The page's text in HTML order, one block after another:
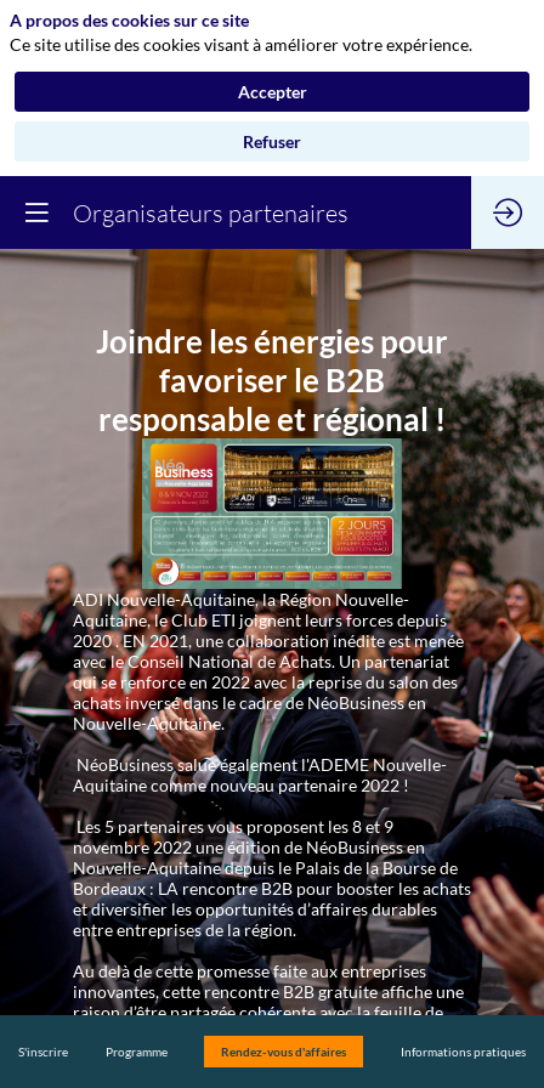
Organisateurs partenaires
Joindre les énergies pour
favoriser le B2B
responsable et régional !
ADI Nouvelle-Aquitaine, la Région Nouvelle-
Aquitaine, le Club ETI joignent leurs forces depuis
2020 . EN 2021, une collaboration inédite est menée
avec le Conseil National de Achats. Un partenariat
qui se renforce en 2022 avec la reprise du salon des
achats inversé dans le cadre de NéoBusiness en
Nouvelle-Aquitaine.
NéoBusiness salue également l'ADEME Nouvelle-
Aquitaine comme nouveau partenaire 2022 !
Les 5 partenaires vous proposent les 8 et 9
novembre 2022 une édition de NéoBusiness en
Nouvelle-Aquitaine depuis le Palais de la Bourse de
Bordeaux : LA rencontre B2B pour booster les achats
et diversifier les opportunités d’affaires durables
entre entreprises de la région.
Au delà de cette promesse faite aux entreprises
innovantes, cette rencontre B2B gratuite affiche une
raison d’être partagée cohérente avec la feuille de
route régionale Néo Terra !
Le site neobusiness-na.fr
S'inscrire Programme Rendez-vous d'affaires Informations pratiques
A propos des cookies sur ce site
Ce site utilise des cookies visant à améliorer votre expérience.
Accepter
Refuser